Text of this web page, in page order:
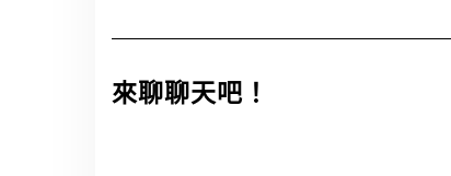
來聊聊天吧！